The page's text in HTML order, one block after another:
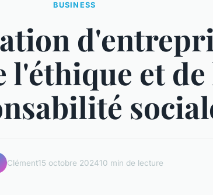
BUSINESS
l'éthique et de
Clément15 octobre 202410 min de lecture